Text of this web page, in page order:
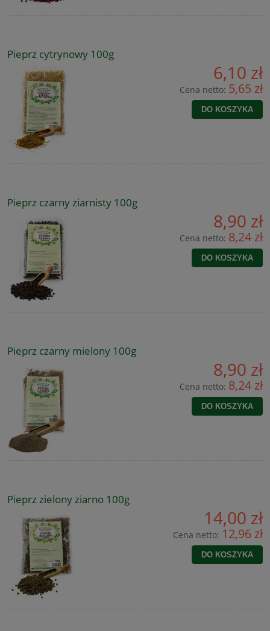
Pieprz cytrynowy 100g
6,10 zł
Cena netto: 5,65 zł
DO KOSZYKA
Pieprz czarny ziarnisty 100g
8,90 zł
Cena netto: 8,24 zł
DO KOSZYKA
Pieprz czarny mielony 100g
8,90 zł
Cena netto: 8,24 zł
DO KOSZYKA
Pieprz zielony ziarno 100g
14,00 zł
Cena netto: 12,96 zł
DO KOSZYKA